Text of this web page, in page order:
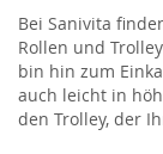
Bei Sanivita
Rollen und
bin hin zum
auch leicht in
den Trolley, der